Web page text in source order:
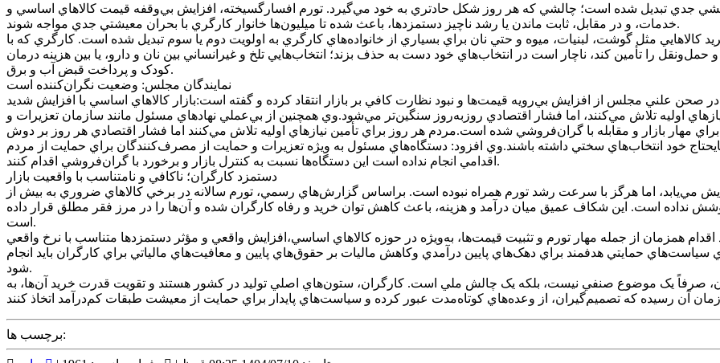
جدي تبديل شده است؛ چالشي که هر روز شکل حادتري به خود مي‌گيرد. تورم افسارگسيخته، افزايش بي‌وقفه قيمت کالاهاي اساسي و
خدمات، و در مقابل، ثابت ماندن يا رشد ناچيز دستمزدها، باعث شده تا ميليون‌ها خانوار کارگري با بحران معيشتي جدي مواجه شوند.
مثل گوشت، لبنيات، ميوه و حتي نان براي بسياري از خانواده‌هاي کارگري به اولويت دوم يا سوم تبديل شده است. کارگري که با
حمل‌ونقل را تأمين کند، ناچار است در انتخاب‌هاي خود دست به حذف بزند؛ انتخاب‌هايي تلخ و غيرانساني بين نان و دارو، يا بين هزينه درمان
کودک و پرداخت قبض آب و برق.
نمايندگان مجلس: وضعيت نگران‌کننده است
علني مجلس از افزايش بي‌رويه قيمت‌ها و نبود نظارت کافي بر بازار انتقاد کرده و گفته است:بازار کالاهاي اساسي با افزايش شديد
اوليه تلاش مي‌کنند، اما فشار اقتصادي روزبه‌روز سنگين‌تر مي‌شود.وي همچنين از بي‌عملي نهادهاي مسئول مانند سازمان تعزيرات و
مهار بازار و مقابله با گران‌فروشي شده است.مردم هر روز براي تأمين نيازهاي اوليه تلاش مي‌کنند اما فشار اقتصادي هر روز بر دوش
مايحتاج خود انتخاب‌هاي سختي داشته باشند.وي افزود: دستگاه‌هاي مسئول به ويژه تعزيرات و حمايت از مصرف‌کنندگان براي حمايت از مردم
اقدامي انجام نداده است اين دستگاه‌ها نسبت به کنترل بازار و برخورد با گران‌فروشي اقدام کنند.
دستمزد کارگران؛ ناکافي و نامتناسب با واقعيت بازار
مي‌يابد، اما هرگز با سرعت رشد تورم همراه نبوده است. براساس گزارش‌هاي رسمي، تورم سالانه در برخي کالاهاي ضروري به بيش از
نداده است. اين شکاف عميق ميان درآمد و هزينه، باعث کاهش توان خريد و رفاه کارگران شده و آن‌ها را در مرز فقر مطلق قرار داده
است.
همزمان از جمله مهار تورم و تثبيت قيمت‌ها، به‌ويژه در حوزه کالاهاي اساسي،افزايش واقعي و مؤثر دستمزدها متناسب با نرخ واقعي
سياست‌هاي حمايتي هدفمند براي دهک‌هاي پايين درآمدي وکاهش ماليات بر حقوق‌هاي پايين و معافيت‌هاي مالياتي براي کارگران بايد انجام
شود.
صرفاً يک موضوع صنفي نيست، بلکه يک چالش ملي است. کارگران، ستون‌هاي اصلي توليد در کشور هستند و تقويت قدرت خريد آن‌ها، به
برچسب ها: